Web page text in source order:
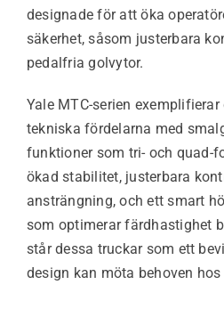
designade för att öka
säkerhet, såsom justerbara
pedalfria golvytor.
Yale MTC-serien
tekniska fördelarna med
funktioner som tri- och quad-
ökad stabilitet, justerbara
ansträngning, och ett smart
som optimerar färdhastighet
står dessa truckar som ett
design kan möta behoven